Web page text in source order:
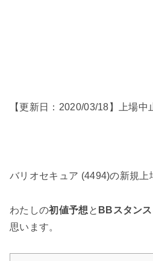
【更新日：2020/03/18】上場中
バリオセキュア (4494)の新規上
わたしの初値予想 と BBスタンス
思います。